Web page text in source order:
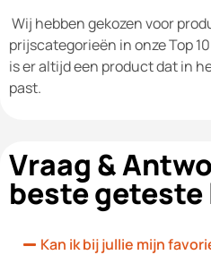
Wij hebben gekozen voor
prijscategorieën in onze Top
is er altijd een product dat in
past.
Vraag &
beste
Kan ik bij jullie mijn